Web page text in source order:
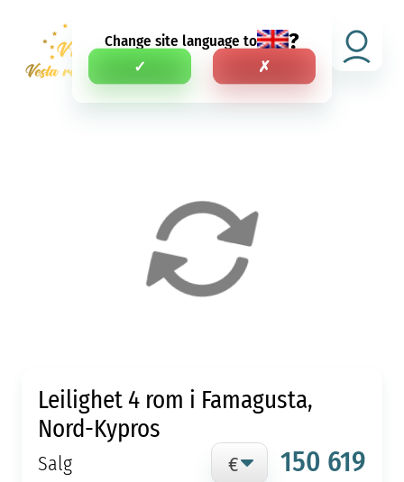
Change site language to ?
✓ ✗
NEI
Leilighet 4 rom i Famagusta,
Nord-Kypros
Salg 150 619